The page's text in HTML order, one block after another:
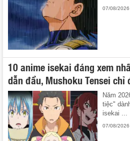
07/08/2026
10 anime isekai đáng xem
dẫn đầu, Mushoku Tensei
Năm
tiệc"
isekai ...
07/08/2026